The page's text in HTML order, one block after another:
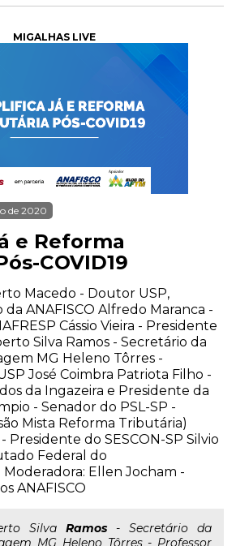
MIGALHAS LIVE
de 2020
e Reforma
COVID19
Macedo - Doutor USP,
ANAFISCO Alfredo Maranca -
Cássio Vieira - Presidente
Silva Ramos - Secretário da
MG Heleno Tôrres -
José Coimbra Patriota Filho -
da Ingazeira e Presidente da
- Senador do PSL-SP -
Mista Reforma Tributária)
Presidente do SESCON-SP Silvio
Federal do
Ellen Jocham -
ANAFISCO
Silva Ramos - Secretário da
MG Heleno Tôrres - Professor